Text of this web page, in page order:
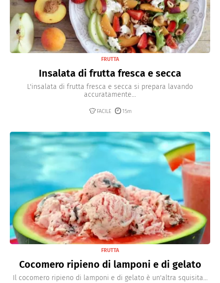
FRUTTA
Insalata di frutta fresca e secca
L'insalata di frutta fresca e secca si prepara lavando
accuratamente...
FACILE 15m
FRUTTA
Cocomero ripieno di lamponi e di gelato
Il cocomero ripieno di lamponi e di gelato è un'altra squisita...